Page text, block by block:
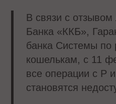
В связи с
Банка «ККБ»,
банка Системы по
кошелькам, с 11
все операции c P
становятся